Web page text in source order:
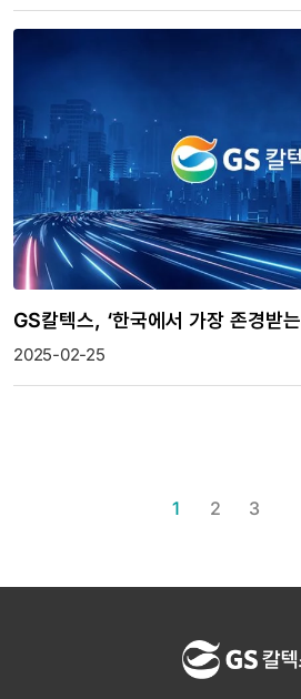
GS칼텍스, ‘한국에서 가장 존경받
2025-02-25
1 2 3